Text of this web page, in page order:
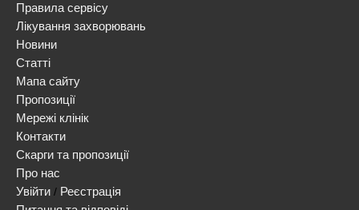
Правила сервісу
Лікування захворювань
Новини
Статті
Мапа сайту
Пропозиції
Мережі клінік
Контакти
Скарги та пропозиції
Про нас
Увійти / Реєстрація